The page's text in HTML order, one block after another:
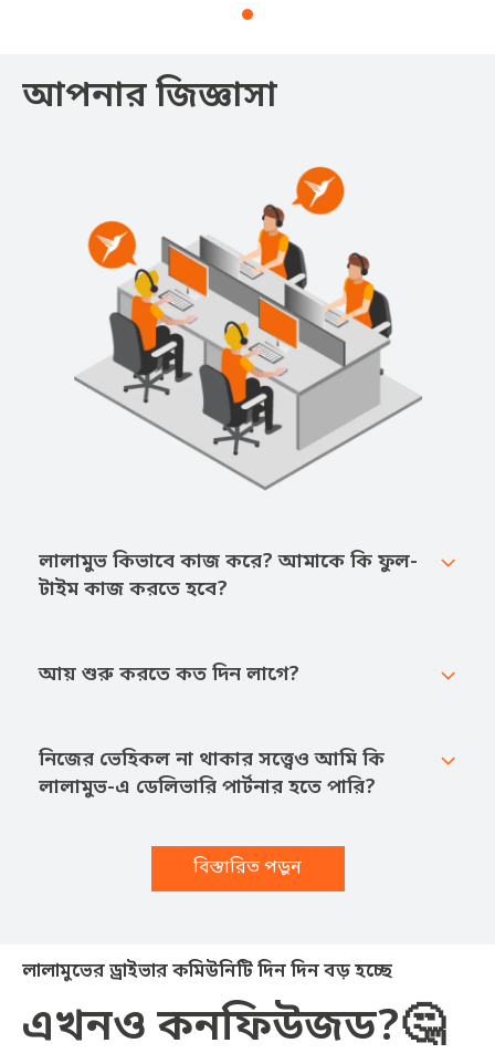
আপনার জিজ্ঞাসা
লালামুভ কিভাবে কাজ করে? আমাকে কি ফুল-
টাইম কাজ করতে হবে?
আয় শুরু করতে কত দিন লাগে?
নিজের ভেহিকল না থাকার সত্ত্বেও আমি কি
লালামুভ-এ ডেলিভারি পার্টনার হতে পারি?
বিস্তারিত পড়ুন
লালামুভের ড্রাইভার কমিউনিটি দিন দিন বড় হচ্ছে
এখনও কনফিউজড?🤔